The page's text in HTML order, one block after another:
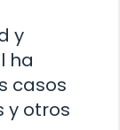
y
ha
casos
y otros